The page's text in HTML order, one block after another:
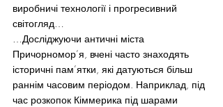
виробничі технології і прогресивний
світогляд…
…Досліджуючи античні міста
Причорномор’я, вчені часто знаходять
історичні пам’ятки, які датуються більш
раннім часовим періодом. Наприклад, під
час розкопок Кіммерика під шарами